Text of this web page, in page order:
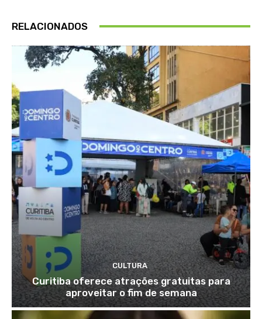
RELACIONADOS
CULTURA
Curitiba oferece atrações gratuitas para
aproveitar o fim de semana